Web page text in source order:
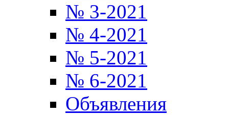
№ 3-2021
№ 4-2021
№ 5-2021
№ 6-2021
Объявления